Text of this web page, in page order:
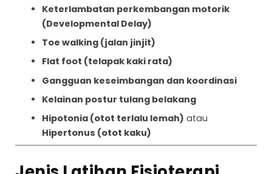
Keterlambatan perkembangan motorik
(Developmental Delay)
Toe walking (jalan jinjit)
Flat foot (telapak kaki rata)
Gangguan keseimbangan dan koordinasi
Kelainan postur tulang belakang
Hipotonia (otot terlalu lemah) atau
Hipertonus (otot kaku)